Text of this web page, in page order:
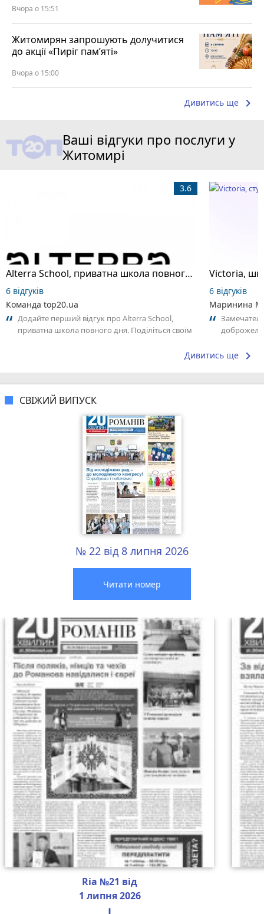
Вчора о 15:51
Житомирян запрошують долучитися
до акції «Пиріг пам’яті»
Вчора о 15:00
Дивитись ще keyboard_arrow_right
Ваші відгуки про послуги у
Житомирі
Alterra School, приватна школа повного дня
3.6
6 відгуків
Команда top20.ua
Додайте перший відгук про Alterra School,
приватна школа повного дня. Поділіться своїм
6 відгуків
Маринина
Дивитись ще keyboard_arrow_right
СВІЖИЙ ВИПУСК
№ 22 від 8 липня 2026
Читати номер
Ria №21 від
1 липня 2026